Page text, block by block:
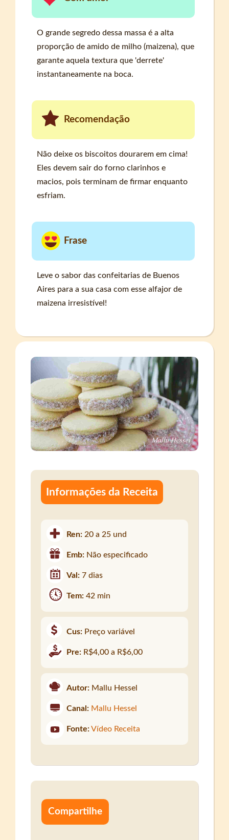
O grande segredo dessa massa é a alta
proporção de amido de milho (maizena), que
garante aquela textura que 'derrete'
instantaneamente na boca.
Recomendação
Não deixe os biscoitos dourarem em cima!
Eles devem sair do forno clarinhos e
macios, pois terminam de firmar enquanto
esfriam.
Frase
Leve o sabor das confeitarias de Buenos
Aires para a sua casa com esse alfajor de
maizena irresistível!
Informações da Receita
Ren: 20 a 25 und
Emb: Não especificado
Val:7 dias
Tem:42 min
Cus: Preço variável
Pre: R$4,00 a R$6,00
Autor: Mallu Hessel
Canal: Mallu Hessel
Fonte: Vídeo Receita
Compartilhe